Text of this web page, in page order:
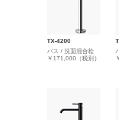
TX-4200
バス / 洗面混合栓
￥171,000（税別）